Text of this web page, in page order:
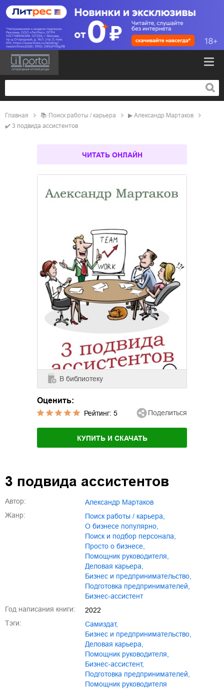
Главная 📚 поиск работы / карьера ▶ Александр Мартаков
✔️ 3 подвида ассистентов
ЧИТАТЬ ОНЛАЙН
В библиотеку
Оценить:
Рейтинг: 5 Поделиться
КУПИТЬ И СКАЧАТЬ
3 подвида ассистентов
Автор:
Александр Мартаков
Жанр:
поиск работы / карьера
о бизнесе популярно
поиск и подбор персонала
просто о бизнесе
помощник руководителя
деловая карьера
бизнес и предпринимательство
подготовка предпринимателей
бизнес-ассистент
Год написания книги:
2022
Тэги:
Самиздат,
бизнес и предпринимательство
деловая карьера
помощник руководителя
бизнес-ассистент,
подготовка предпринимателей
Помощник руководителя